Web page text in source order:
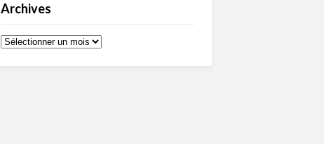
Archives
Archives